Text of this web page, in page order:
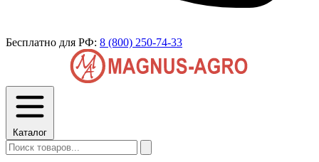
Бесплатно для РФ: 8 (800) 250-74-33
Каталог